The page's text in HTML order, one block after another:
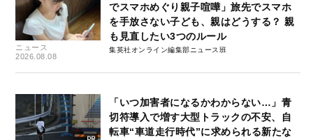
ニュース
2026.08.08
でスマホめぐり親子喧嘩」旅先でスマホ
を手放さない子ども、親はどうする？ 親
も見直したい3つのルール
集英社オンライン編集部ニュース班
「いつ加害者になるかわからない…」青
切符導入で増す大型トラックの不安、自
転車“車道走行時代”に求められる新たな